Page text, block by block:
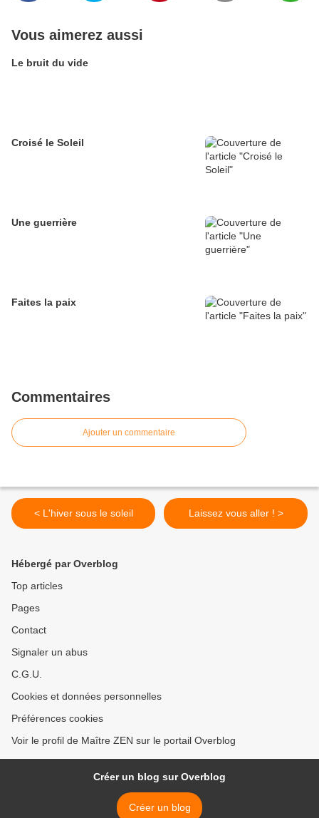
Vous aimerez aussi
Le bruit du vide
Croisé le Soleil
Une guerrière
Faites la paix
Commentaires
Ajouter un commentaire
< L'hiver sous le soleil Laissez vous aller ! >
Hébergé par Overblog
Top articles
Pages
Contact
Signaler un abus
C.G.U.
Cookies et données personnelles
Préférences cookies
Voir le profil de Maître ZEN sur le portail Overblog
Créer un blog sur Overblog
Créer un blog